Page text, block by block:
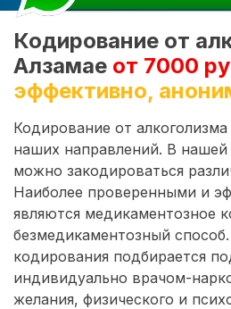
Кодирование от
Алзамае от 7000
эффективно,
Кодирование от
наших направлений. В нашей
можно закодироваться
Наиболее проверенными и
являются медикаментозное
безмедикаментозный
кодирования подбирается
индивидуально врачом-
желания, физического и